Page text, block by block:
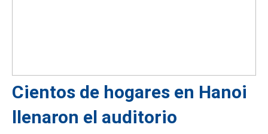
Cientos de hogares en Hanoi
llenaron el auditorio